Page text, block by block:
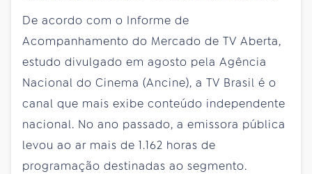
De acordo com o Informe de
Acompanhamento do Mercado de TV Aberta,
estudo divulgado em agosto pela Agência
Nacional do Cinema (Ancine), a TV Brasil é o
canal que mais exibe conteúdo independente
nacional. No ano passado, a emissora pública
levou ao ar mais de 1.162 horas de
programação destinadas ao segmento.